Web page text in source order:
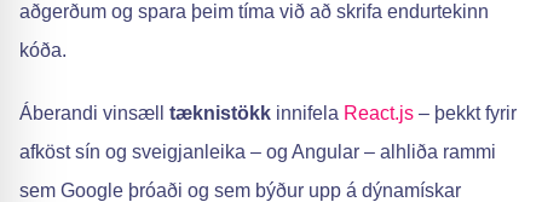
aðgerðum og spara þeim tíma við að skrifa endurtekinn
kóða.
Áberandi vinsæll tæknistökk innifela React.js – þekkt fyrir
afköst sín og sveigjanleika – og Angular – alhliða rammi
sem Google þróaði og sem býður upp á dýnamískar